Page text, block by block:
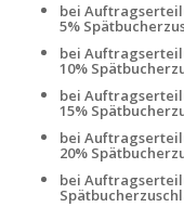
bei
5%
bei
10%
bei
15%
bei
20%
bei